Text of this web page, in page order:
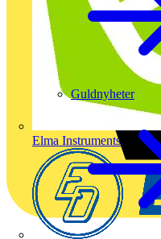
Elma Instruments
Guldnyheter